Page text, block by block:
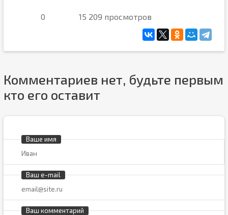
0 15 209 просмотров
Комментариев нет, будьте первым
кто его оставит
Ваше имя
Ваш e-mail
Ваш комментарий